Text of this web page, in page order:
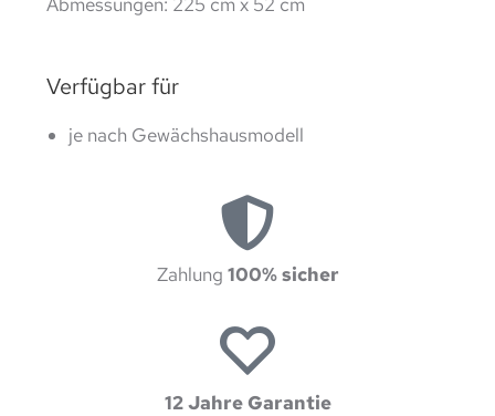
Verfügbar für
je nach Gewächshausmodell
Zahlung 100% sicher
12 Jahre Garantie